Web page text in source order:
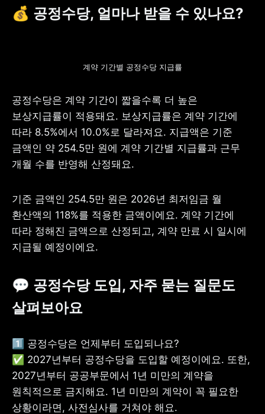
💰️ 공정수당, 얼마나 받을 수 있나요?
계약 기간별 공정수당 지급률
공정수당은 계약 기간이 짧을수록 더 높은
보상지급률이 적용돼요. 보상지급률은 계약 기간에
따라 8.5%에서 10.0%로 달라져요. 지급액은 기준
금액인 약 254.5만 원에 계약 기간별 지급률과 근무
개월 수를 반영해 산정돼요.
기준 금액인 254.5만 원은 2026년 최저임금 월
환산액의 118%를 적용한 금액이에요. 계약 기간에
따라 정해진 금액으로 산정되고, 계약 만료 시 일시에
지급될 예정이에요.
💬 공정수당 도입, 자주 묻는 질문도
살펴보아요
1️⃣ 공정수당은 언제부터 도입되나요?
✅ 2027년부터 공정수당을 도입할 예정이에요. 또한,
2027년부터 공공부문에서 1년 미만의 계약을
원칙적으로 금지해요. 1년 미만의 계약이 꼭 필요한
상황이라면, 사전심사를 거쳐야 해요.